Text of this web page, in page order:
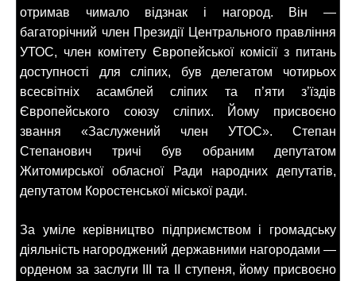
отримав чимало відзнак і нагород. Він —
багаторічний член Президії Центрального правління
УТОС, член комітету Європейської комісії з питань
доступності для сліпих, був делегатом чотирьох
всесвітніх асамблей сліпих та п’яти з’їздів
Європейського союзу сліпих. Йому присвоєно
звання «Заслужений член УТОС». Степан
Степанович тричі був обраним депутатом
Житомирської обласної Ради народних депутатів,
депутатом Коростенської міської ради.
За уміле керівництво підприємством і громадську
діяльність нагороджений державними нагородами —
орденом за заслуги III та II ступеня, йому присвоєно